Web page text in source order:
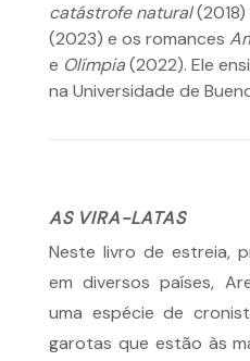
catástrofe natural(2018)
(2023) e os romances
e Olímpia(2022). Ele
na Universidade de
AS VIRA-LATAS
Neste livro de estreia,
em diversos países,
uma espécie de
garotas que estão às